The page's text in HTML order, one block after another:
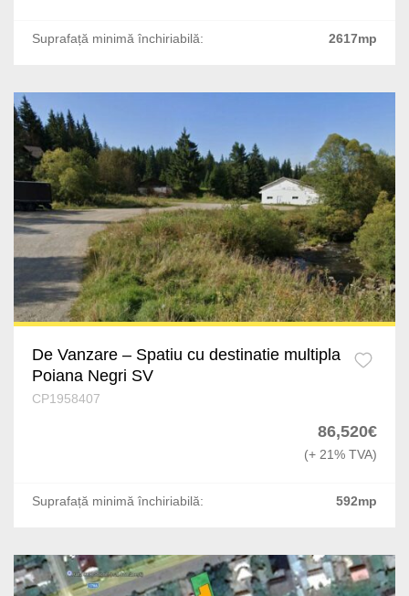
Suprafață minimă închiriabilă: 2617mp
De Vanzare – Spatiu cu destinatie multipla
Poiana Negri SV
CP1958407
86,520€
(+ 21% TVA)
Suprafață minimă închiriabilă: 592mp